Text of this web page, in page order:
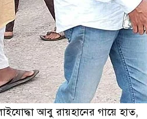
আবু রায়হানের গায়ে হাত,